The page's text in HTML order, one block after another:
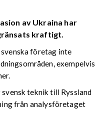
av Ukraina har
kraftigt.
företag inte
exempelvis
teknik till Ryssland
från analysföretaget